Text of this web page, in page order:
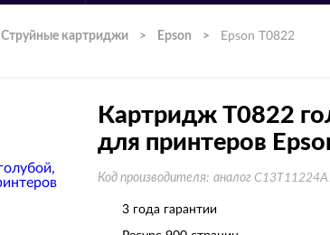
Струйные картриджи > Epson > Epson T0822
Картридж T0822
для принтеров
Код производителя: аналог
3 года гарантии